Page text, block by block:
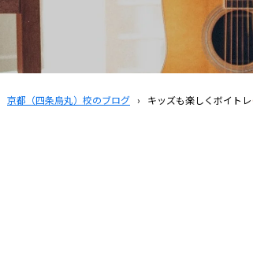
京都（四条烏丸）校のブログ › キッズも楽しくボイトレ